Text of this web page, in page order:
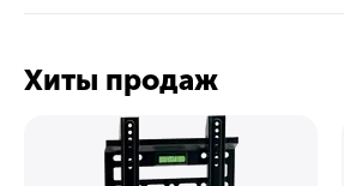
Хиты продаж